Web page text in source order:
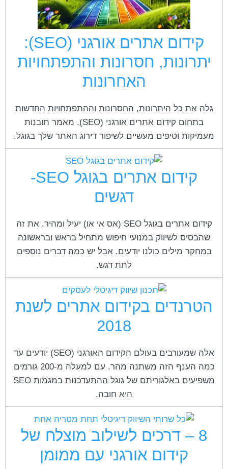
את
כל
האפשרויות
השארת משוב
קידום אתרים אורגני (SEO):
יתרונות, חסרונות והתפתחויות
האחרונות
גלה את כל היתרונות, החסרונות וההתפתחויות החדשות
בתחום קידום אתרים אורגני (SEO). מאמר תובנות
מעמיקות וטיפים מעשיים לשיפור דירוג האתר שלך בגוגל.
קידום אתרים בגוגל SEO-
דגשים
קידום אתרים בגוגל SEO (אס אי או) יעיל ומהיר. את זה
שהבסיס לשיווק במנועי חיפוש מתחיל בראש ובראשונה
במחקר מילים כולנו יודעים. אבל יש כמה דברים נוספים
לתת דגש.
הטרנדים בקידום אתרים לשנת
2018
אלה שמעורבים בעולם הקידום האורגני (SEO) יודעים עד
כמה הענף הזה משתנה מהר. עם למעלה מ-200 גורמים
משפיעים באלגוריתם של גוגל ההתעדכנות במגמות SEO
היא חובה.
8 – דרכים לשילוב מוצלח של
קידום אורגני עם ממומן